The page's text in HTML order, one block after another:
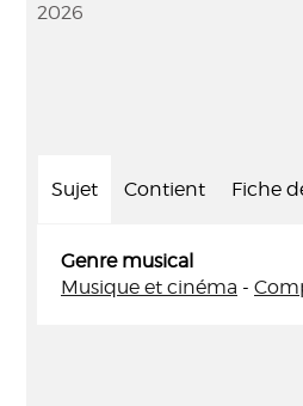
2026
Sujet Contient Fiche
Genre musical
Musique et cinéma -